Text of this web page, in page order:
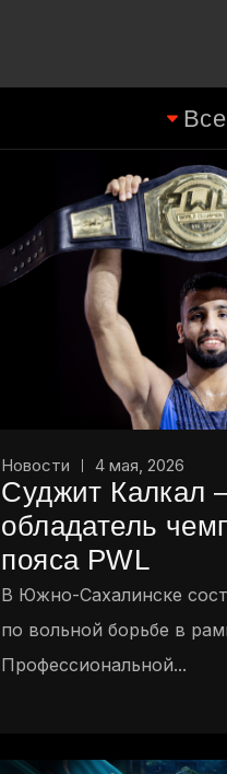
Новости 4 мая, 2026
Суджит Калкал
обладатель
пояса PWL
В Южно-Сахалинске
по вольной борьбе в
Профессиональной...